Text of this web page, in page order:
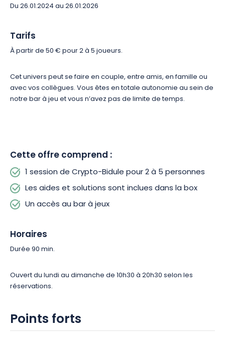
Du 26.01.2024 au 26.01.2026
Tarifs
À partir de 50 € pour 2 à 5 joueurs.
Cet univers peut se faire en couple, entre amis, en famille ou
avec vos collègues. Vous êtes en totale autonomie au sein de
notre bar à jeu et vous n’avez pas de limite de temps.
Cette offre comprend :
1 session de Crypto-Bidule pour 2 à 5 personnes
Les aides et solutions sont inclues dans la box
Un accès au bar à jeux
Horaires
Durée 90 min.
Ouvert du lundi au dimanche de 10h30 à 20h30 selon les
réservations.
Points forts